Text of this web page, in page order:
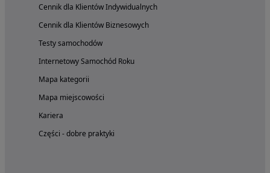
Cennik dla Klientów Indywidualnych
Cennik dla Klientów Biznesowych
Testy samochodów
Internetowy Samochód Roku
Mapa kategorii
Mapa miejscowości
Kariera
Części - dobre praktyki